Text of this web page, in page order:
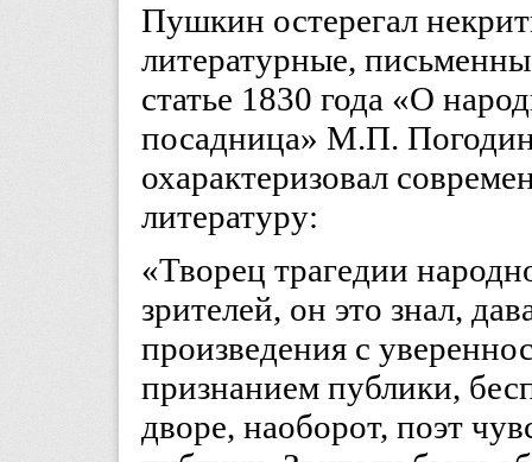
Пушкин остерегал
литературные,
статье 1830 года «О
посадница» М.П.
охарактеризовал
литературу:
«Творец трагедии
зрителей, он это знал,
произведения с
признанием публики,
дворе, наоборот, поэт